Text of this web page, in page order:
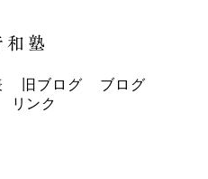
和塾​
旧ブログ
ブログ
リンク